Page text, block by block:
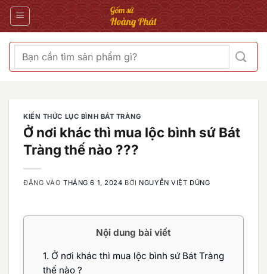
Bỏ
qua
Tìm
kiếm:
KIẾN THỨC LỤC BÌNH BÁT TRÀNG
Ở nơi khác thì mua lộc bình sứ Bát
Tràng thế nào ???
ĐĂNG VÀOTHÁNG 6 1, 2024 BỞI NGUYỄN VIỆT DŨNG
Nội dung bài viết
1. Ở nơi khác thì mua lộc bình sứ Bát Tràng
thế nào ?